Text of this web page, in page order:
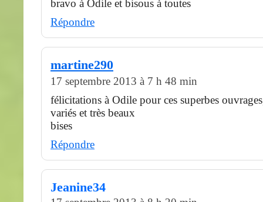
bravo à Odile et bisous à toutes
Répondre
martine290
17 septembre 2013 à 7 h 48 min
félicitations à Odile pour ces superbes
variés et très beaux
bises
Répondre
Jeanine34